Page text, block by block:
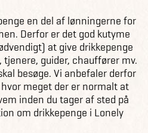
en del af lønningerne for
Derfor er det god kutyme
at give drikkepenge
guider, chauffører mv.
besøge. Vi anbefaler derfor
meget der er normalt at
inden du tager af sted på
om drikkepenge i Lonely